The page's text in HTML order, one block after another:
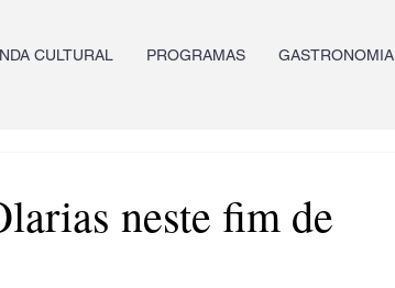
CULTURAL PROGRAMAS GASTRONOMIA
neste fim de